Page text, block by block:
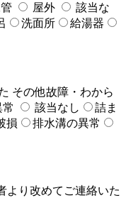
屋外
該当な
洗面所
給湯器
その他故障・わから
該当なし
詰ま
損
排水溝の異常
より改めてご連絡いた